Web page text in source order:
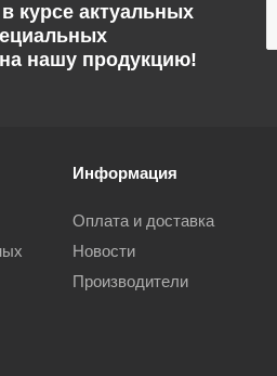
курсе актуальных
нашу продукцию!
Информация
Оплата и доставка
Новости
Производители